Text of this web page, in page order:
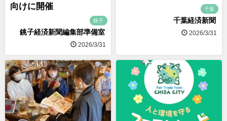
向けに開催
銚子
銚子経済新聞編集部準備室
2026/3/31
千葉
千葉経済新聞
2026/3/31